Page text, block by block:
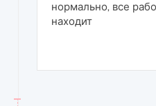
нормально, все
находит